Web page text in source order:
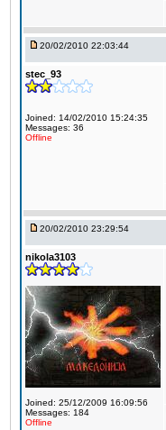
20/02/2010 22:03:44
stec_93
Joined: 14/02/2010 15:24:35
Messages: 36
Offline
20/02/2010 23:29:54
nikola3103
Joined: 25/12/2009 16:09:56
Messages: 184
Offline